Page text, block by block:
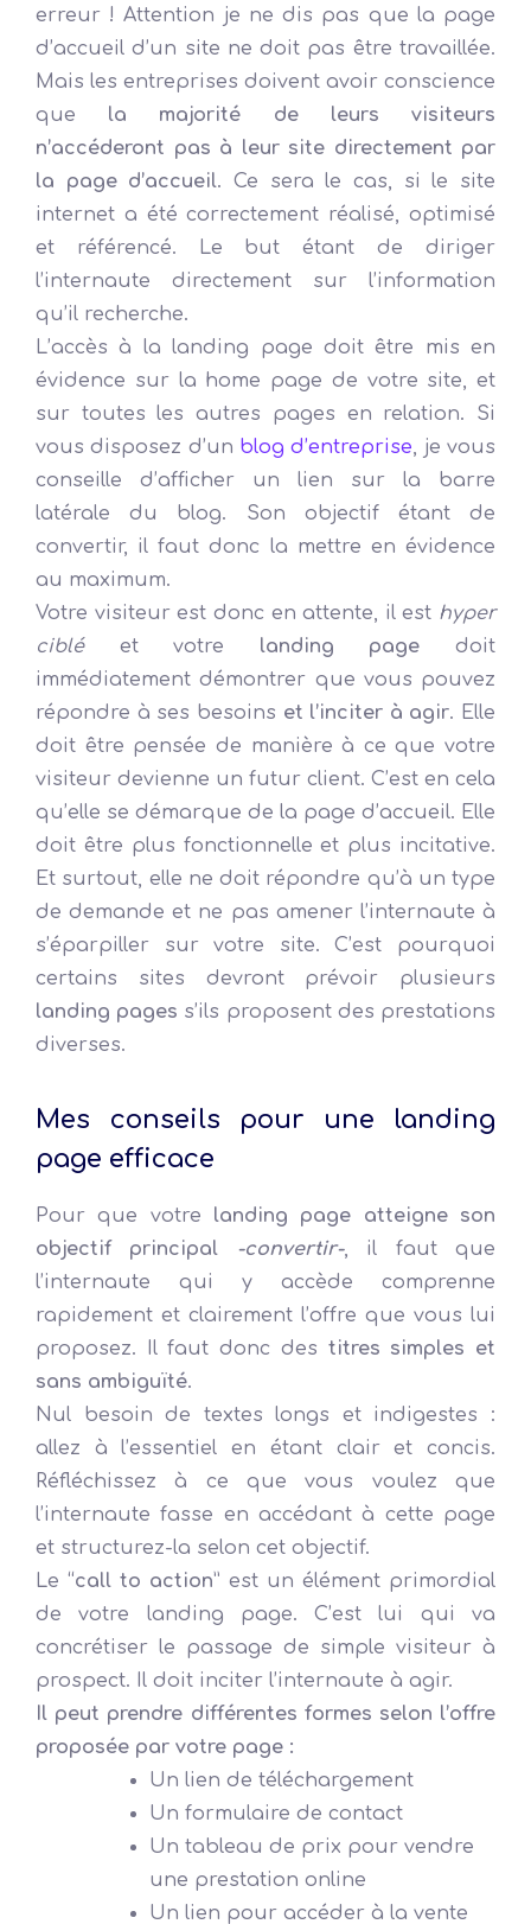
erreur ! Attention je ne dis pas que la page
d’accueil d’un site ne doit pas être travaillée.
Mais les entreprises doivent avoir conscience
que la majorité de leurs visiteurs
n’accéderont pas à leur site directement par
la page d’accueil. Ce sera le cas, si le site
internet a été correctement réalisé, optimisé
et référencé. Le but étant de diriger
l’internaute directement sur l’information
qu’il recherche.
L’accès à la landing page doit être mis en
évidence sur la home page de votre site, et
sur toutes les autres pages en relation. Si
vous disposez d’un blog d’entreprise, je vous
conseille d’afficher un lien sur la barre
latérale du blog. Son objectif étant de
convertir, il faut donc la mettre en évidence
au maximum.
Votre visiteur est donc en attente, il est hyper
cibléet votre landing page doit
immédiatement démontrer que vous pouvez
répondre à ses besoins et l’inciter à agir. Elle
doit être pensée de manière à ce que votre
visiteur devienne un futur client. C’est en cela
qu’elle se démarque de la page d’accueil. Elle
doit être plus fonctionnelle et plus incitative.
Et surtout, elle ne doit répondre qu’à un type
de demande et ne pas amener l’internaute à
s’éparpiller sur votre site. C’est pourquoi
certains sites devront prévoir plusieurs
landing pages s’ils proposent des prestations
diverses.
Mes conseils pour une landing
page efficace
Pour que votre landing page atteigne son
objectif principal -convertir-, il faut que
l’internaute qui y accède comprenne
rapidement et clairement l’offre que vous lui
proposez. Il faut donc des titres simples et
sans ambiguïté.
Nul besoin de textes longs et indigestes :
allez à l’essentiel en étant clair et concis.
Réfléchissez à ce que vous voulez que
l’internaute fasse en accédant à cette page
et structurez-la selon cet objectif.
Le “call to action” est un élément primordial
de votre landing page. C’est lui qui va
concrétiser le passage de simple visiteur à
prospect. Il doit inciter l’internaute à agir.
Il peut prendre différentes formes selon l’offre
proposée par votre page :
Un lien de téléchargement
Un formulaire de contact
Un tableau de prix pour vendre
une prestation online
Un lien pour accéder à la vente